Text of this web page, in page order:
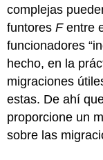
complejas
funtoresFentre
funcionadores
hecho, en la
migraciones
estas. De ahí
proporcione un
sobre las